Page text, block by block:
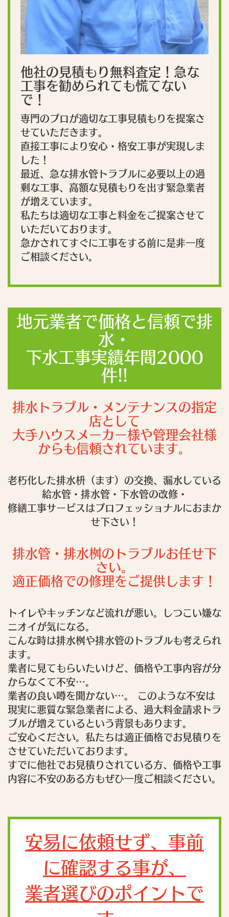
他社の見積もり無料査定！急な
工事を勧められても慌てない
で！
専門のプロが適切な工事見積もりを提案さ
せていただきます。
直接工事により安心・格安工事が実現しま
した！
最近、急な排水管トラブルに必要以上の過
剰な工事、高額な見積もりを出す緊急業者
が増えています。
私たちは適切な工事と料金をご提案させて
いただいております。
急かされてすぐに工事をする前に是非一度
ご相談ください。
地元業者で価格と信頼で排
水・
下水工事実績年間2000
件!!
排水トラブル・メンテナンスの指定
店として
大手ハウスメーカー様や管理会社様
からも信頼されています。
老朽化した排水枡（ます）の交換、漏水している
給水管・排水管・下水管の改修・
修繕工事サービスはプロフェッショナルにおまか
せ下さい！
排水管・排水桝のトラブルお任せ下
さい。
適正価格での修理をご提供します！
トイレやキッチンなど流れが悪い。しつこい嫌な
ニオイが気になる。
こんな時は排水桝や排水管のトラブルも考えられ
ます。
業者に見てもらいたいけど、価格や工事内容が分
からなくて不安…。
業者の良い噂を聞かない…。 このような不安は
現実に悪質な緊急業者による、過大料金請求トラ
ブルが増えているという背景もあります。
ご安心ください。私たちは適正価格でお見積りを
させていただいております。
すでに他社でお見積りされている方、価格や工事
内容に不安のある方もぜひ一度ご相談ください。
安易に依頼せず、事前
に確認する事が、
業者選びのポイントで